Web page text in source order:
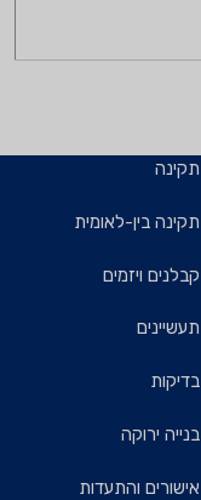
תקינה
תקינה בין-לאומית
קבלנים ויזמים
תעשיינים
בדיקות
בנייה ירוקה
אישורים והתעדות